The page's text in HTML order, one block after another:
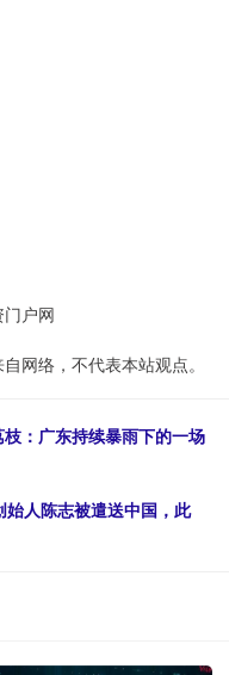
户网
网络，不代表本站观点。
：广东持续暴雨下的一场
人陈志被遣送中国，此